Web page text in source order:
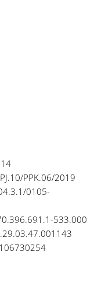
PPK.06/2019
0105-
533.000